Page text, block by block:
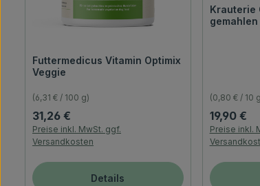
Futtermedicus Vitamin Optimix
Veggie
(6,31 € / 100 g)
Regulärer Preis:
31,26 €
Preise inkl. MwSt. ggf.
Versandkosten
Details
Krauterie
gemahlen
(0,80 € / 10
Regulärer
19,90 €
Preise inkl.